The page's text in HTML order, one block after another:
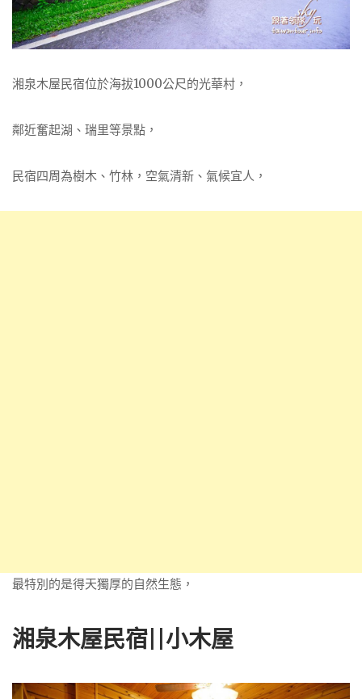
湘泉木屋民宿位於海拔1000公尺的光華村，
鄰近奮起湖、瑞里等景點，
民宿四周為樹木、竹林，空氣清新、氣候宜人，
最特別的是得天獨厚的自然生態，
湘泉木屋民宿||小木屋